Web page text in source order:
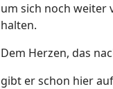
um sich noch weiter
halten.
Dem Herzen, das
gibt er schon hier